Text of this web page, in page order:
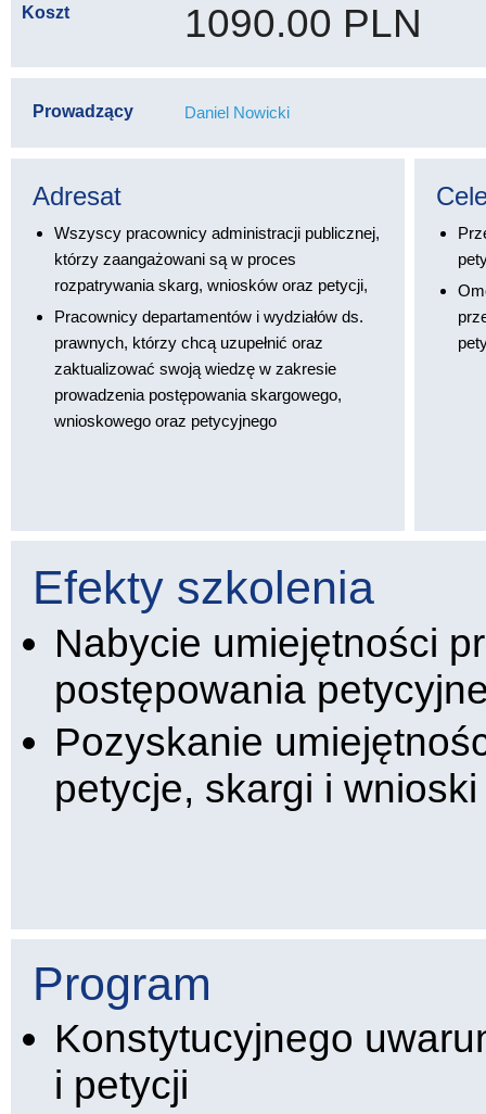
Koszt 1090.00 PLN
Prowadzący Daniel Nowicki
Adresat
Wszyscy pracownicy administracji publicznej,
którzy zaangażowani są w proces
rozpatrywania skarg, wniosków oraz petycji,
Pracownicy departamentów i wydziałów ds.
prawnych, którzy chcą uzupełnić oraz
zaktualizować swoją wiedzę w zakresie
prowadzenia postępowania skargowego,
wnioskowego oraz petycyjnego
Efekty szkolenia
Nabycie umiejętności
postępowania
Pozyskanie
petycje, skargi i
Program
Konstytucyjnego
i petycji